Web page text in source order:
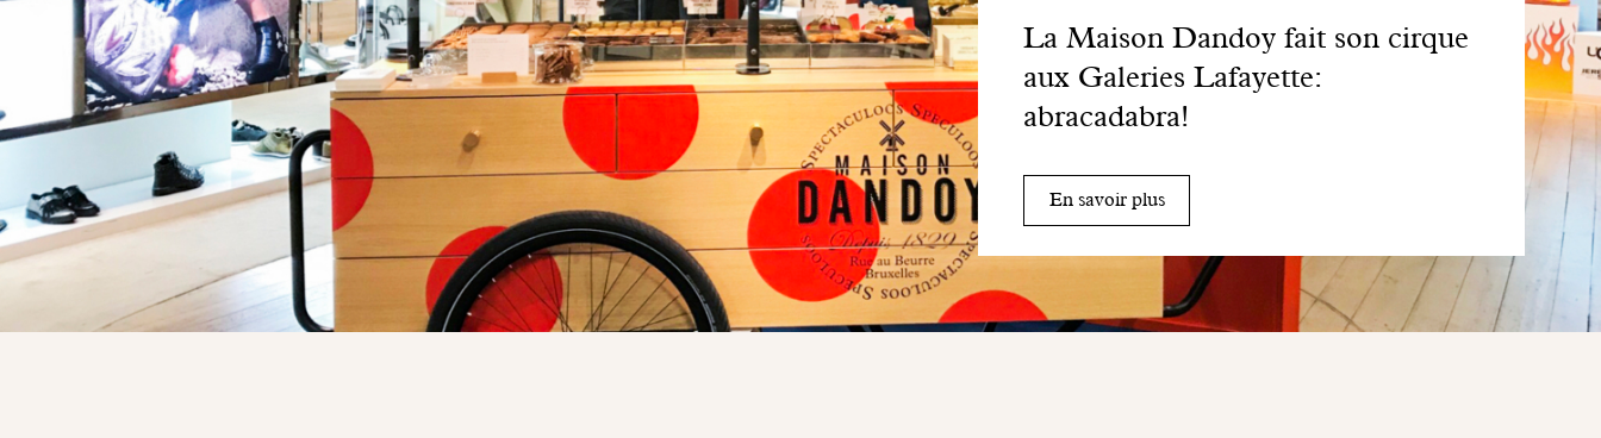
La Maison Dandoy fait son cirque
aux Galeries Lafayette:
abracadabra!
En savoir plus